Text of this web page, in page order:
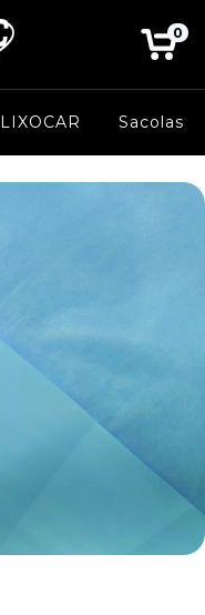
0
LIXOCAR Sacolas